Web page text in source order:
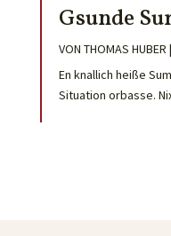
Gsunde
VON THOMAS HUBER |
En knallich heiße
Situation orbasse.